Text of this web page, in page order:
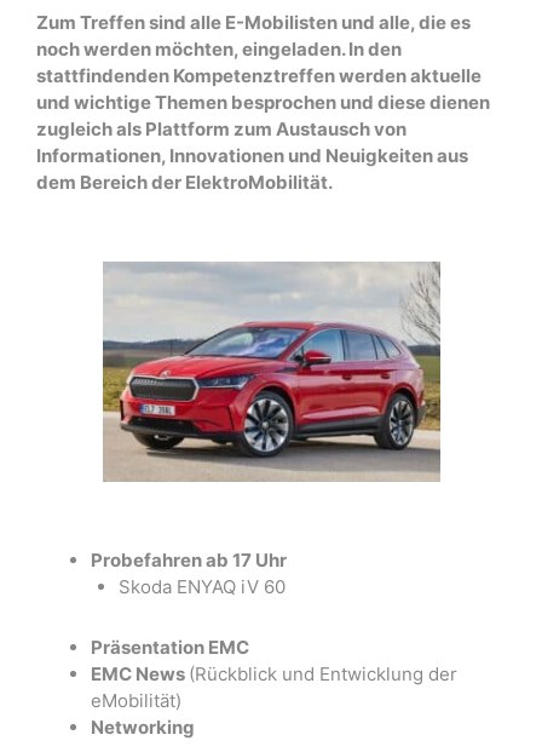
Zum Treffen sind alle E-Mobilisten und alle, die es
noch werden möchten, eingeladen. In den
stattfindenden Kompetenztreffen werden aktuelle
und wichtige Themen besprochen und diese dienen
zugleich als Plattform zum Austausch von
Informationen, Innovationen und Neuigkeiten aus
dem Bereich der ElektroMobilität.
Probefahren ab 17 Uhr
Skoda ENYAQ iV 60
Präsentation EMC
EMC News (Rückblick und Entwicklung der
eMobilität)
Networking